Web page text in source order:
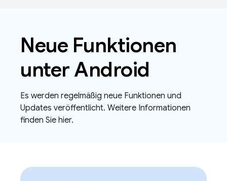
Neue Funktionen
unter Android
Es werden regelmäßig neue Funktionen und
Updates veröffentlicht. Weitere Informationen
finden Sie hier.